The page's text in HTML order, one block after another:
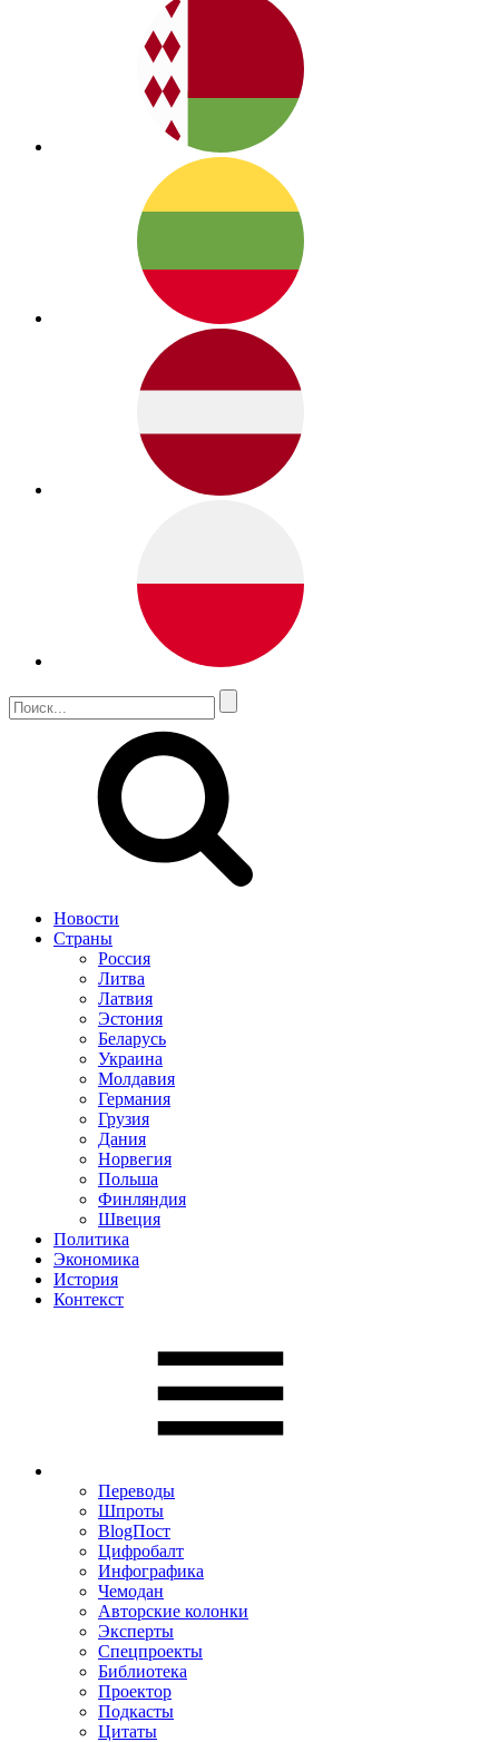
Новости
Страны
Россия
Литва
Латвия
Эстония
Беларусь
Украина
Молдавия
Германия
Грузия
Дания
Норвегия
Польша
Финляндия
Швеция
Политика
Экономика
История
Контекст
Переводы
Шпроты
BlogПост
Цифробалт
Инфографика
Чемодан
Авторские колонки
Эксперты
Спецпроекты
Библиотека
Проектор
Подкасты
Цитаты